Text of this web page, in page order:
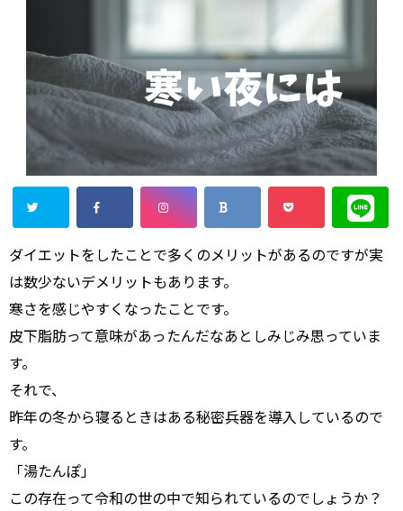
ダイエットをしたことで多くのメリットがあるのですが実
は数少ないデメリットもあります。
寒さを感じやすくなったことです。
皮下脂肪って意味があったんだなあとしみじみ思っていま
す。
それで、
昨年の冬から寝るときはある秘密兵器を導入しているので
す。
「湯たんぽ」
この存在って令和の世の中で知られているのでしょうか？